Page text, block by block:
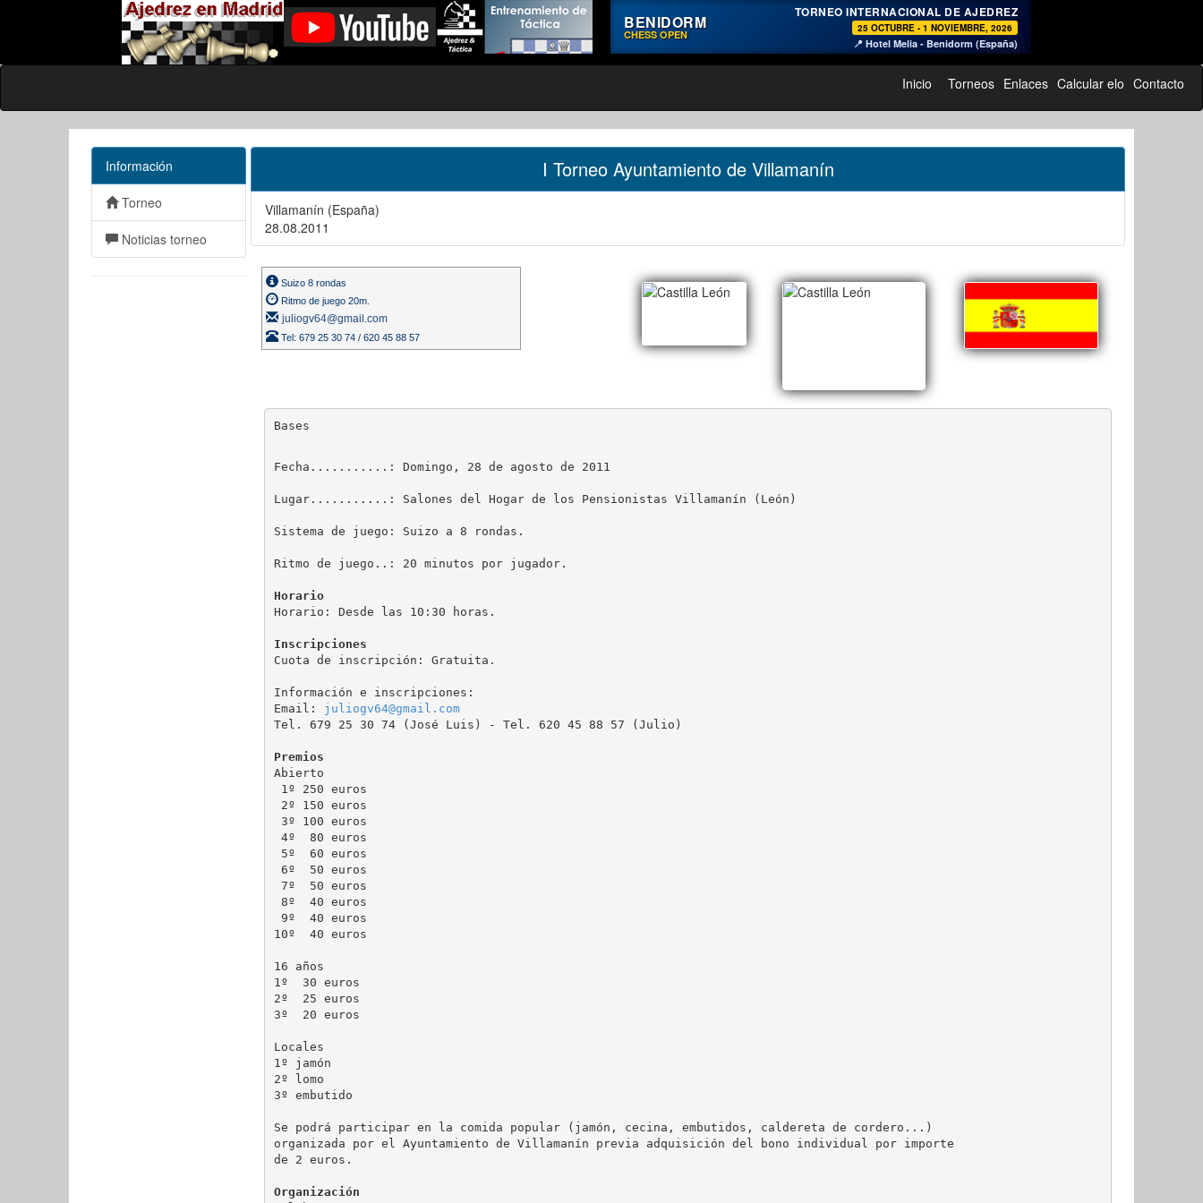
♞
BENIDORM
CHESS OPEN
TORNEO INTERNACIONAL DE AJEDREZ
25 OCTUBRE - 1 NOVIEMBRE, 2026
📍 Hotel Melia - Benidorm (España)
Inicio Torneos Enlaces Calcular elo Contacto
Información
Torneo
Noticias torneo
I Torneo Ayuntamiento de Villamanín
Villamanín (España)
28.08.2011
Suizo 8 rondas
Ritmo de juego 20m.
juliogv64@gmail.com
Tel: 679 25 30 74 / 620 45 88 57
Bases
Fecha...........: Domingo, 28 de agosto de 2011
Lugar...........: Salones del Hogar de los Pensionistas Villamanín (León)
Sistema de juego: Suizo a 8 rondas.
Ritmo de juego..: 20 minutos por jugador.
Horario
Horario: Desde las 10:30 horas.
Inscripciones
Cuota de inscripción: Gratuita.
Información e inscripciones:
Email: juliogv64@gmail.com
Tel. 679 25 30 74 (José Luis) - Tel. 620 45 88 57 (Julio)
Premios
Abierto
1º 250 euros
2º 150 euros
3º 100 euros
4º  80 euros
5º  60 euros
6º  50 euros
7º  50 euros
8º  40 euros
9º  40 euros
10º  40 euros
16 años
1º  30 euros
2º  25 euros
3º  20 euros
Locales
1º jamón
2º lomo
3º embutido
Se podrá participar en la comida popular (jamón, cecina, embutidos, caldereta de cordero...)
organizada por el Ayuntamiento de Villamanín previa adquisición del bono individual por importe
de 2 euros.
Organización